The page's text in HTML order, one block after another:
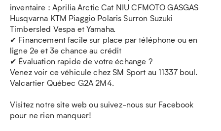
inventaire : Aprilia Arctic Cat NIU CFMOTO GASGAS
Husqvarna KTM Piaggio Polaris Surron Suzuki
Timbersled Vespa et Yamaha.
✔ Financement facile sur place par téléphone ou en
ligne 2e et 3e chance au crédit
✔ Évaluation rapide de votre échange ?
Venez voir ce véhicule chez SM Sport au 11337 boul.
Valcartier Québec G2A 2M4.
Visitez notre site web ou suivez-nous sur Facebook
pour ne rien manquer!